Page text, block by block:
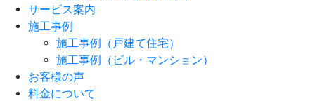
サービス案内
施工事例
施工事例（戸建て住宅）
施工事例（ビル・マンション）
お客様の声
料金について